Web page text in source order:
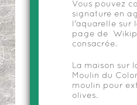
Vous pouvez
signature en
l'aquarelle sur
page de
consacrée.
La maison sur
Moulin du
moulin pour
olives.